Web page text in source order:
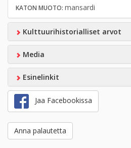
KATON MUOTO: mansardi
Kulttuurihistorialliset arvot
Media
Esinelinkit
Jaa Facebookissa
Anna palautetta